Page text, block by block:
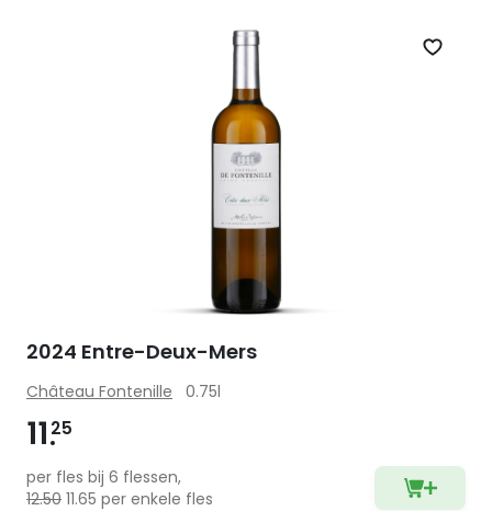
Zet
2024 Entre-Deux-Mers
Château Fontenille 0.75l
11 25
per fles bij 6 flessen,
12.50 11.65 per enkele fles